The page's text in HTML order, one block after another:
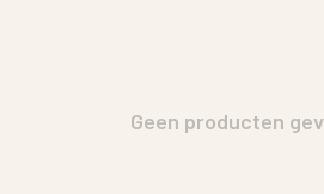
Geen producten